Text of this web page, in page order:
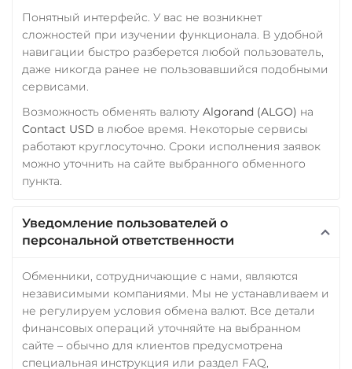
Понятный интерфейс. У вас не возникнет
сложностей при изучении функционала. В удобной
навигации быстро разберется любой пользователь,
даже никогда ранее не пользовавшийся подобными
сервисами.
Возможность обменять валюту Algorand (ALGO) на
Contact USD в любое время. Некоторые сервисы
работают круглосуточно. Сроки исполнения заявок
можно уточнить на сайте выбранного обменного
пункта.
Уведомление пользователей о
персональной ответственности
Обменники, сотрудничающие с нами, являются
независимыми компаниями. Мы не устанавливаем и
не регулируем условия обмена валют. Все детали
финансовых операций уточняйте на выбранном
сайте – обычно для клиентов предусмотрена
специальная инструкция или раздел FAQ,